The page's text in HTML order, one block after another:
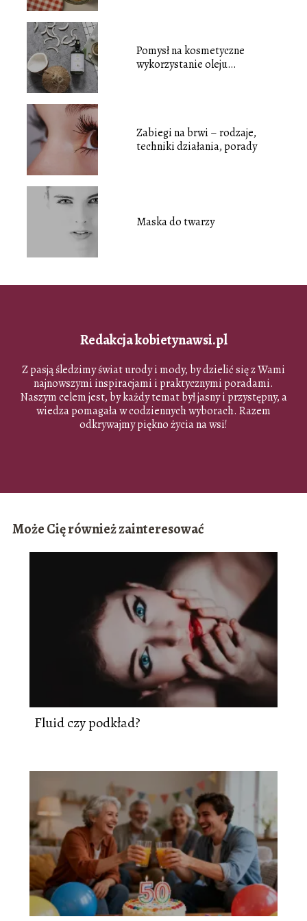
Pomysł na kosmetyczne
wykorzystanie oleju
Zabiegi na brwi – rodzaje,
techniki działania, porady
Maska do twarzy
Redakcja kobietynawsi.pl
Z pasją śledzimy świat urody i mody, by dzielić się z Wami
najnowszymi inspiracjami i praktycznymi poradami.
Naszym celem jest, by każdy temat był jasny i przystępny, a
wiedza pomagała w codziennych wyborach. Razem
odkrywajmy piękno życia na wsi!
Może Cię również zainteresować
Fluid czy podkład?